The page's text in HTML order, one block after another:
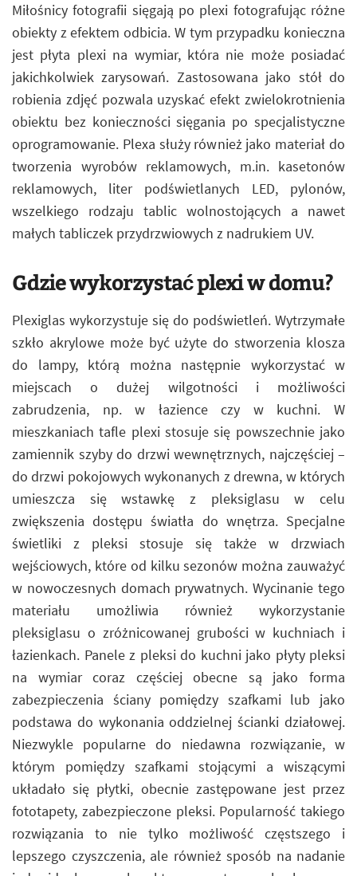
Miłośnicy fotografii sięgają po plexi fotografując różne
obiekty z efektem odbicia. W tym przypadku konieczna
jest płyta plexi na wymiar, która nie może posiadać
jakichkolwiek zarysowań. Zastosowana jako stół do
robienia zdjęć pozwala uzyskać efekt zwielokrotnienia
obiektu bez konieczności sięgania po specjalistyczne
oprogramowanie. Plexa służy również jako materiał do
tworzenia wyrobów reklamowych, m.in. kasetonów
reklamowych, liter podświetlanych LED, pylonów,
wszelkiego rodzaju tablic wolnostojących a nawet
małych tabliczek przydrzwiowych z nadrukiem UV.
Gdzie wykorzystać plexi w domu?
Plexiglas wykorzystuje się do podświetleń. Wytrzymałe
szkło akrylowe może być użyte do stworzenia klosza
do lampy, którą można następnie wykorzystać w
miejscach o dużej wilgotności i możliwości
zabrudzenia, np. w łazience czy w kuchni. W
mieszkaniach tafle plexi stosuje się powszechnie jako
zamiennik szyby do drzwi wewnętrznych, najczęściej –
do drzwi pokojowych wykonanych z drewna, w których
umieszcza się wstawkę z pleksiglasu w celu
zwiększenia dostępu światła do wnętrza. Specjalne
świetliki z pleksi stosuje się także w drzwiach
wejściowych, które od kilku sezonów można zauważyć
w nowoczesnych domach prywatnych. Wycinanie tego
materiału umożliwia również wykorzystanie
pleksiglasu o zróżnicowanej grubości w kuchniach i
łazienkach. Panele z pleksi do kuchni jako płyty pleksi
na wymiar coraz częściej obecne są jako forma
zabezpieczenia ściany pomiędzy szafkami lub jako
podstawa do wykonania oddzielnej ścianki działowej.
Niezwykle popularne do niedawna rozwiązanie, w
którym pomiędzy szafkami stojącymi a wiszącymi
układało się płytki, obecnie zastępowane jest przez
fototapety, zabezpieczone pleksi. Popularność takiego
rozwiązania to nie tylko możliwość częstszego i
lepszego czyszczenia, ale również sposób na nadanie